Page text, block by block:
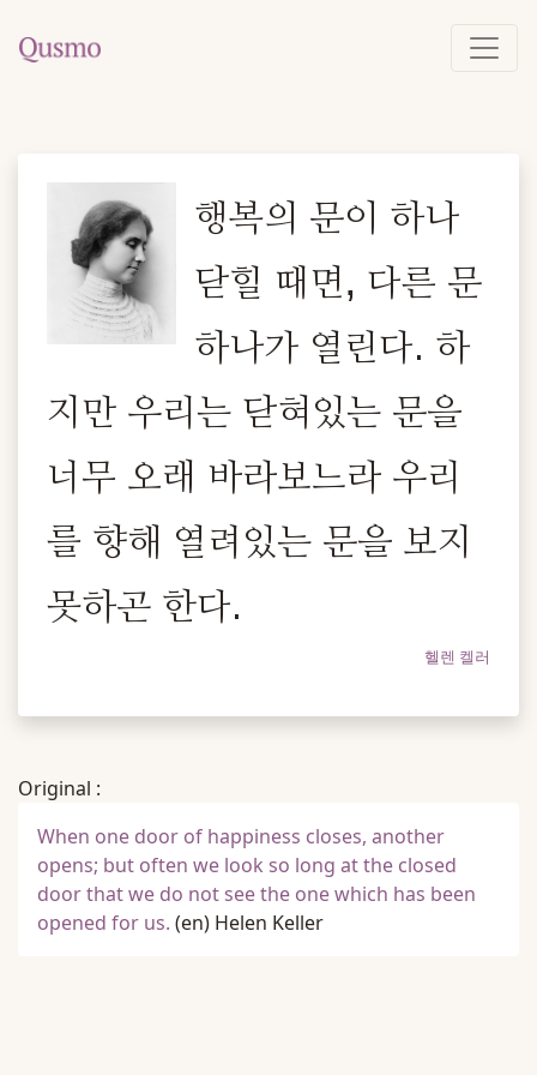
행복의 문이 하나
닫힐 때면, 다른 문
하나가 열린다. 하
지만 우리는 닫혀있는 문을
너무 오래 바라보느라 우리
를 향해 열려있는 문을 보지
못하곤 한다.
헬렌 켈러
Original :
When one door of happiness closes, another
opens; but often we look so long at the closed
door that we do not see the one which has been
opened for us. (en) Helen Keller